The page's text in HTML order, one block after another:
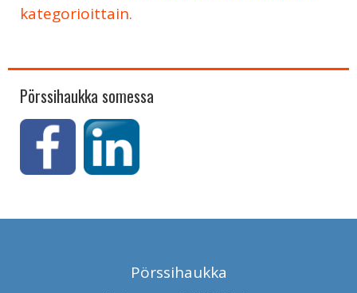
kategorioittain.
Pörssihaukka somessa
Pörssihaukka